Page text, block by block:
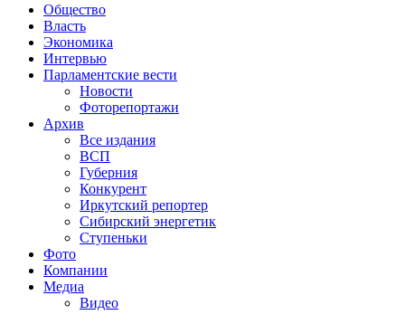
Общество
Власть
Экономика
Интервью
Парламентские вести
Новости
Фоторепортажи
Архив
Все издания
ВСП
Губерния
Конкурент
Иркутский репортер
Сибирский энергетик
Ступеньки
Фото
Компании
Медиа
Видео